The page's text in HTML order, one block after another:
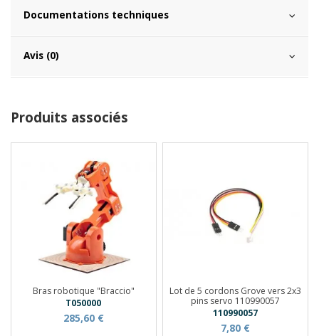
Documentations techniques
Avis (0)
Produits associés
Bras robotique "Braccio"
T050000
285,60 €
Lot de 5 cordons Grove vers 2x3
pins servo 110990057
110990057
7,80 €